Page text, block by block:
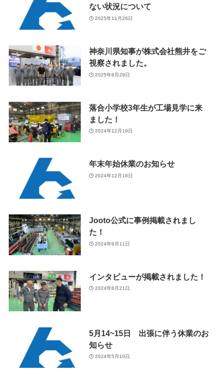
ない状況について
2025年11月26日
神奈川県知事が株式会社熊井をご
視察されました。
2025年8月29日
落合小学校3年生が工場見学に来
ました！
2024年12月19日
年末年始休業のお知らせ
2024年12月18日
Jooto公式に事例掲載されまし
た！
2024年9月11日
インタビューが掲載されました！
2024年8月21日
5月14~15日 出張に伴う休業のお
知らせ
2024年5月10日